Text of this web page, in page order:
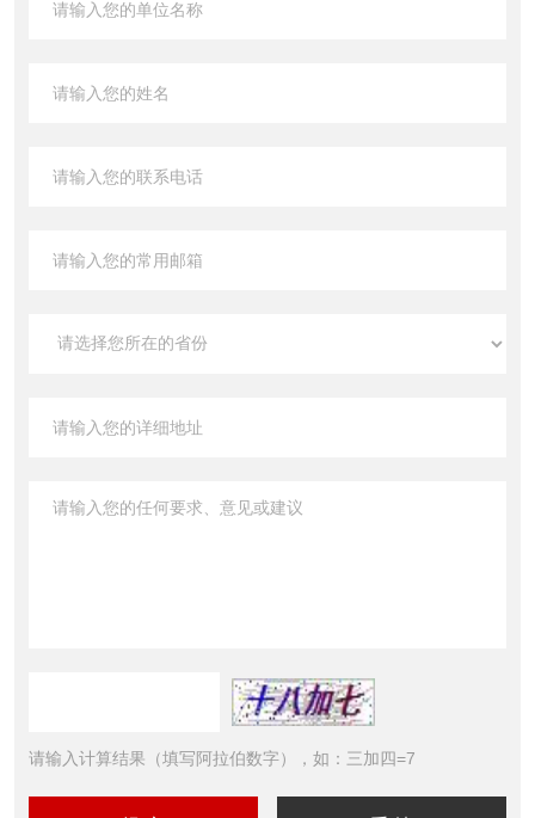
请输入计算结果（填写阿拉伯数字），如：三加四=7